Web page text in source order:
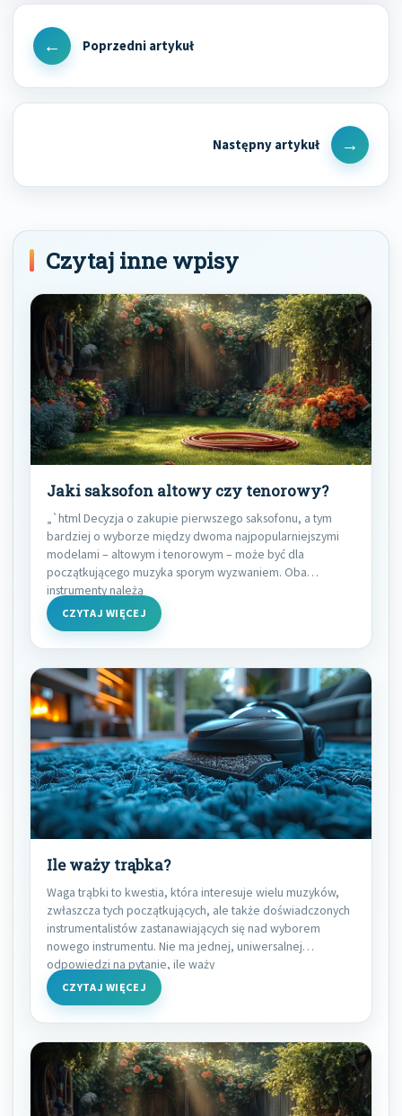
Nawigacja
wpisu
Previous
Next
Post
Czytaj inne wpisy
Jaki saksofon altowy czy tenorowy?
„`html Decyzja o zakupie pierwszego saksofonu, a tym
bardziej o wyborze między dwoma najpopularniejszymi
modelami – altowym i tenorowym – może być dla
początkującego muzyka sporym wyzwaniem. Oba
instrumenty należą
CZYTAJ WIĘCEJ
Ile waży trąbka?
Waga trąbki to kwestia, która interesuje wielu muzyków,
zwłaszcza tych początkujących, ale także doświadczonych
instrumentalistów zastanawiających się nad wyborem
nowego instrumentu. Nie ma jednej, uniwersalnej
odpowiedzi na pytanie, ile waży
CZYTAJ WIĘCEJ